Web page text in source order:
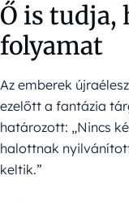
Ő is tudja,
folyamat
Az emberek
ezelőtt a fantázia
határozott: „Nincs
halottnak
keltik.”